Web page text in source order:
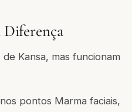
Diferença
Kansa, mas funcionam
pontos Marma faciais,